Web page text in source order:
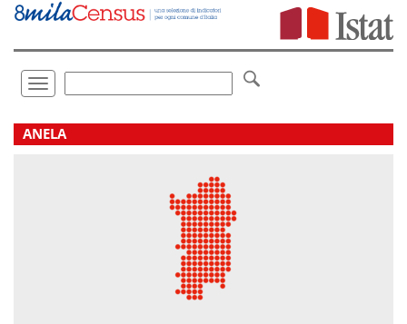
Vai
direttamente
Toggle
navigation
.
ANELA